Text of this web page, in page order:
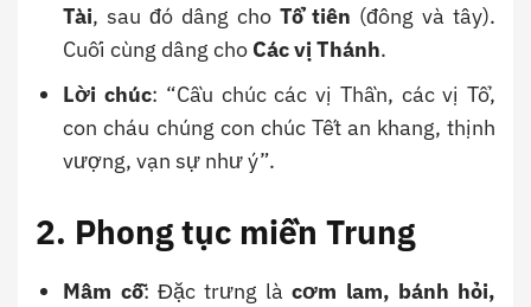
Tài, sau đó dâng choTổ tiên (đông và tây).
Cuối cùng dâng cho Các vị Thánh.
Lời chúc: “Cầu chúc các vị Thần, các vị Tổ,
con cháu chúng con chúc Tết an khang, thịnh
vượng, vạn sự như ý”.
2. Phong tục miền Trung
Mâm cỗ: Đặc trưng làcơm lam, bánh hỏi,